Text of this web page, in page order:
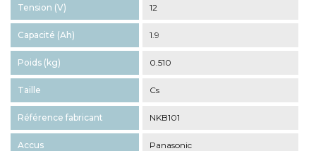
Tension (V) 12
Capacité (Ah) 1.9
Poids (kg) 0.510
Taille Cs
Référence fabricant NKB101
Accus Panasonic